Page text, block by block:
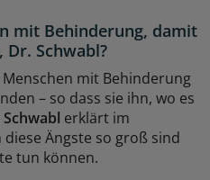
mit Behinderung, damit
Schwabl?
mit Behinderung
– so dass sie ihn, wo es
Schwabl erklärt im
diese Ängste so groß sind
tun können.